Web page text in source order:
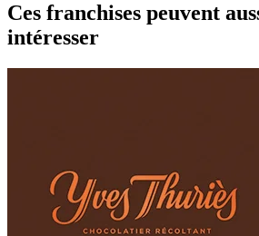
Ces franchises peuvent
intéresser